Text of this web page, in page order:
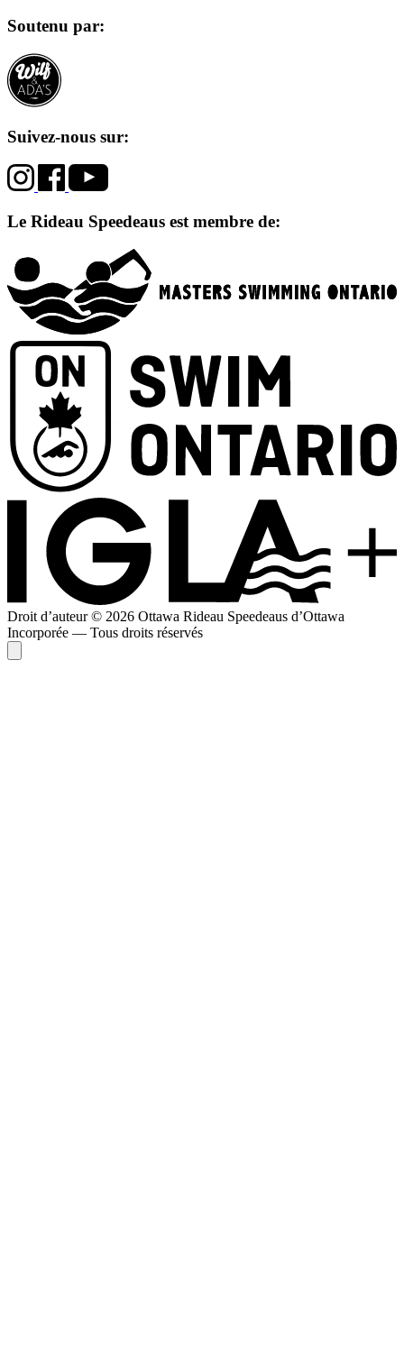
Soutenu par:
Suivez-nous sur:
Le Rideau Speedeaus est membre de:
Droit d’auteur © 2026 Ottawa Rideau Speedeaus d’Ottawa
Incorporée — Tous droits réservés